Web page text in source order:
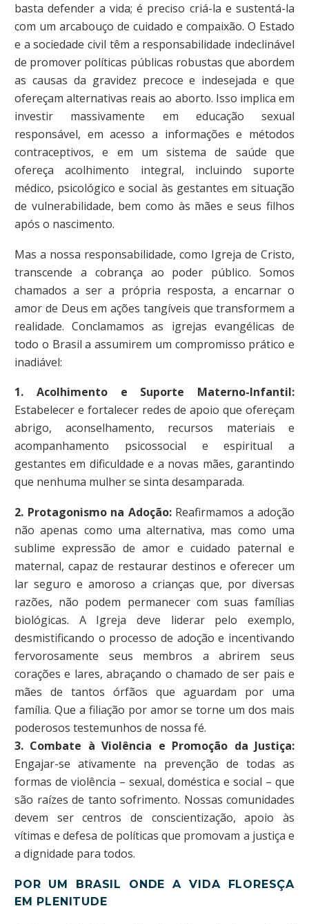
basta defender a vida; é preciso criá-la e sustentá-la
com um arcabouço de cuidado e compaixão. O Estado
e a sociedade civil têm a responsabilidade indeclinável
de promover políticas públicas robustas que abordem
as causas da gravidez precoce e indesejada e que
ofereçam alternativas reais ao aborto. Isso implica em
investir massivamente em educação sexual
responsável, em acesso a informações e métodos
contraceptivos, e em um sistema de saúde que
ofereça acolhimento integral, incluindo suporte
médico, psicológico e social às gestantes em situação
de vulnerabilidade, bem como às mães e seus filhos
após o nascimento.
Mas a nossa responsabilidade, como Igreja de Cristo,
transcende a cobrança ao poder público. Somos
chamados a ser a própria resposta, a encarnar o
amor de Deus em ações tangíveis que transformem a
realidade. Conclamamos as igrejas evangélicas de
todo o Brasil a assumirem um compromisso prático e
inadiável:
1. Acolhimento e Suporte Materno-Infantil:
Estabelecer e fortalecer redes de apoio que ofereçam
abrigo, aconselhamento, recursos materiais e
acompanhamento psicossocial e espiritual a
gestantes em dificuldade e a novas mães, garantindo
que nenhuma mulher se sinta desamparada.
2. Protagonismo na Adoção:Reafirmamos a adoção
não apenas como uma alternativa, mas como uma
sublime expressão de amor e cuidado paternal e
maternal, capaz de restaurar destinos e oferecer um
lar seguro e amoroso a crianças que, por diversas
razões, não podem permanecer com suas famílias
biológicas. A Igreja deve liderar pelo exemplo,
desmistificando o processo de adoção e incentivando
fervorosamente seus membros a abrirem seus
corações e lares, abraçando o chamado de ser pais e
mães de tantos órfãos que aguardam por uma
família. Que a filiação por amor se torne um dos mais
poderosos testemunhos de nossa fé.
3. Combate à Violência e Promoção da Justiça:
Engajar-se ativamente na prevenção de todas as
formas de violência – sexual, doméstica e social – que
são raízes de tanto sofrimento. Nossas comunidades
devem ser centros de conscientização, apoio às
vítimas e defesa de políticas que promovam a justiça e
a dignidade para todos.
POR UM BRASIL ONDE A VIDA FLORESÇA
EM PLENITUDE